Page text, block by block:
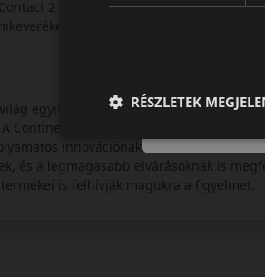
2 prémium választás, amely
és futófelülete megbízható
egyik legnagyobb autói-alkatrész
Continental abroncsok a prémium
innovációnak köszönhetően
és a legmagasabb elvárásoknak is
is felhívják magukra a figyelmet.
RÉSZLETEK